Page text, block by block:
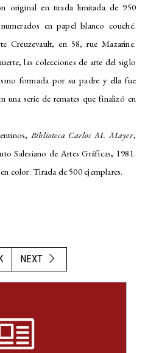
original en tirada limitada de 950
en papel blanco couché.
Creuzevault, en 58, rue Mazarine.
las colecciones de arte del siglo
formada por su padre y ella fue
una serie de remates que finalizó en
Biblioteca Carlos M. Mayer,
Salesiano de Artes Gráficas, 1981.
color. Tirada de 500 ejemplares.
NEXT